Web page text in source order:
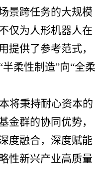
景跨任务的大规模
仅为人形机器人在
提供了参考范式，
柔性制造”向“全柔
将秉持耐心资本的
金群的协同优势，
度融合，深度赋能
性新兴产业高质量